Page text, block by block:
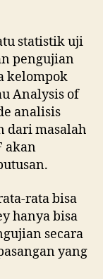
statistik uji
pengujian
kelompok
Analysis of
analisis
dari masalah
akan
rata bisa
hanya bisa
secara
yang